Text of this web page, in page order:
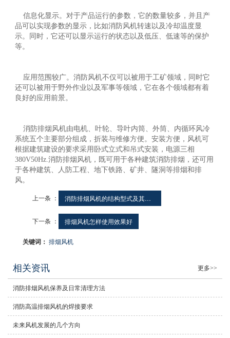
信息化显示。对于产品运行的参数，它的数量较多，并且产
品可以实现参数的显示，比如消防风机转速以及冷却温度显
示。同时，它还可以显示运行的状态以及低压、低速等的保护
等。
应用范围较广。消防风机不仅可以被用于工矿领域，同时它
还可以被用于野外作业以及军事等领域，它在各个领域都有着
良好的应用前景。
消防排烟风机由电机、叶轮、导叶内筒、外筒、内循环风冷
系统五个主要部分组成，折装与维修方便。安装方便，风机可
根据建筑建设的要求采用卧式立式和吊式安装，电源三相
380V50Hz.消防排烟风机，既可用于各种建筑消防排烟，还可用
于各种建筑、人防工程、地下铁路、矿井、隧洞等排烟和排
风。
上一条 ： 消防排烟风机的结构型式及其进展
下一条 ： 排烟风机怎样使用效果好
关键词：排烟风机
相关资讯 更多>>
消防排烟风机保养及日常清理方法
消防高温排烟风机的焊接要求
未来风机发展的几个方向